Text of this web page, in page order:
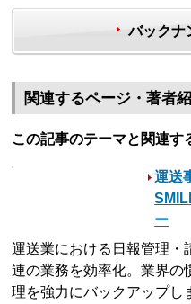
バックナ
関連するページ・著者
この記事のテーマと関連す
運送
ー
運送業における日報管理・
連の業務を効率化。業界の
理を強力にバックアップし